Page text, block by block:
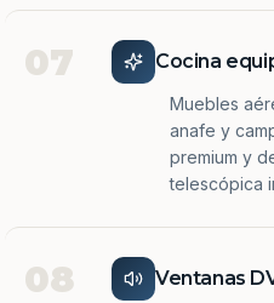
07 Cocina
Muebles
anafe y
premium y
telescópica
08 Ventanas